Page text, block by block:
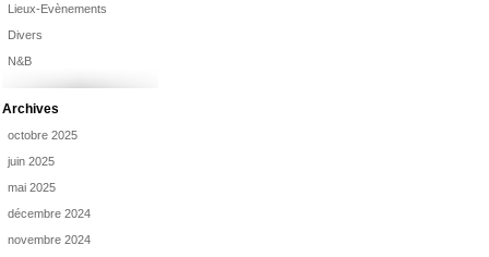
Lieux-Evènements
Divers
N&B
Archives
octobre 2025
juin 2025
mai 2025
décembre 2024
novembre 2024